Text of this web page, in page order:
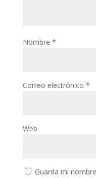
Nombre *
Correo electrónico *
Web
Guarda mi